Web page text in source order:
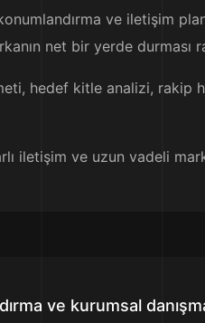
ve iletişim
net bir yerde durması
hedef kitle analizi,
iletişim ve uzun vadeli
ve kurumsal